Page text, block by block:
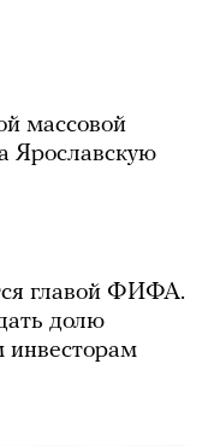
массовой
Ярославскую
главой ФИФА.
долю
инвесторам